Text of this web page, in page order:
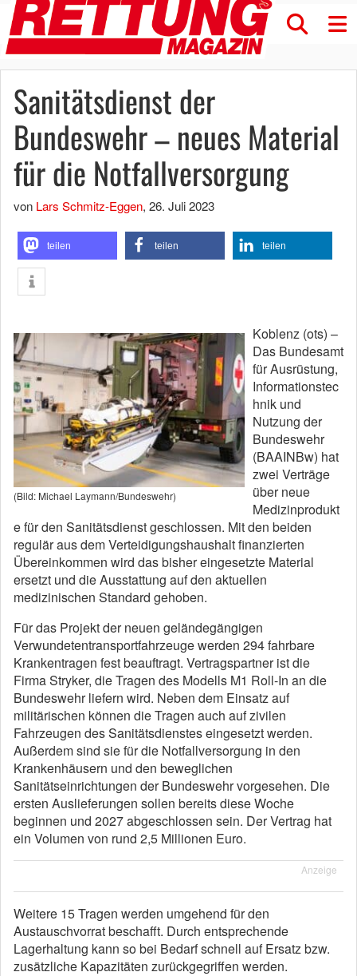
Sanitätsdienst der
Bundeswehr – neues Material
für die Notfallversorgung
von Lars Schmitz-Eggen, 26. Juli 2023
teilen teilen teilen
(Bild: Michael Laymann/Bundeswehr)
Koblenz (ots) –
Das Bundesamt
für Ausrüstung,
Informationstec
hnik und
Nutzung der
Bundeswehr
(BAAINBw) hat
zwei Verträge
über neue
Medizinprodukt
e für den Sanitätsdienst geschlossen. Mit den beiden
regulär aus dem Verteidigungshaushalt finanzierten
Übereinkommen wird das bisher eingesetzte Material
ersetzt und die Ausstattung auf den aktuellen
medizinischen Standard gehoben.
Für das Projekt der neuen geländegängigen
Verwundetentransportfahrzeuge werden 294 fahrbare
Krankentragen fest beauftragt. Vertragspartner ist die
Firma Stryker, die Tragen des Modells M1 Roll-In an die
Bundeswehr liefern wird. Neben dem Einsatz auf
militärischen können die Tragen auch auf zivilen
Fahrzeugen des Sanitätsdienstes eingesetzt werden.
Außerdem sind sie für die Notfallversorgung in den
Krankenhäusern und den beweglichen
Sanitätseinrichtungen der Bundeswehr vorgesehen. Die
ersten Auslieferungen sollen bereits diese Woche
beginnen und 2027 abgeschlossen sein. Der Vertrag hat
ein Volumen von rund 2,5 Millionen Euro.
Anzeige
Weitere 15 Tragen werden umgehend für den
Austauschvorrat beschafft. Durch entsprechende
Lagerhaltung kann so bei Bedarf schnell auf Ersatz bzw.
zusätzliche Kapazitäten zurückgegriffen werden.